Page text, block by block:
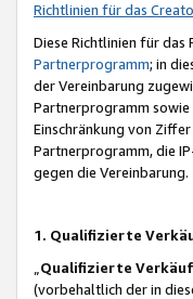
Richtlinien für das
Diese Richtlinien für das
Partnerprogramm; in
der Vereinbarung
Partnerprogramm
Einschränkung von
Partnerprogramm, die
gegen die Vereinbarung.
1. Qualifizierte
Qualifizierte
(vorbehaltlich der in